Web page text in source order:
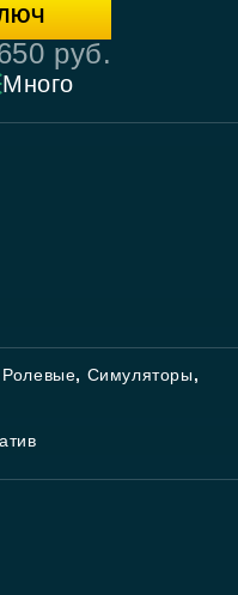
руб.
Много
Ролевые, Симуляторы,